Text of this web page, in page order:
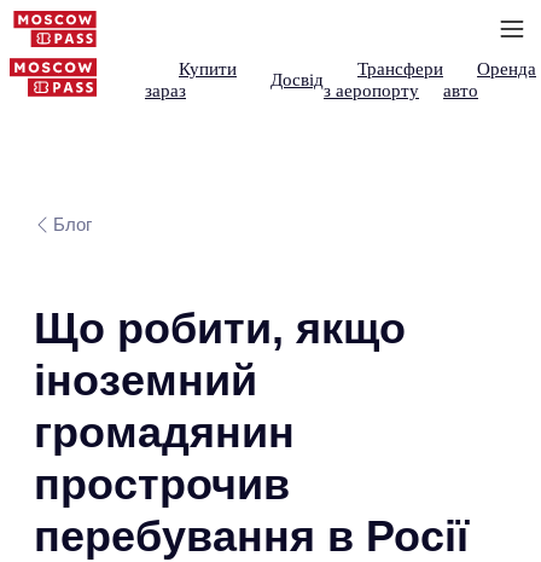
Купити
зараз
Досвід
Трансфери
з аеропорту
Оренда
авто
Блог
Що робити, якщо
іноземний
громадянин
прострочив
перебування в Росії